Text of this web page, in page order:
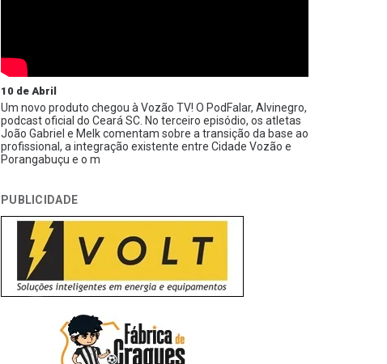
10 de Abril
Um novo produto chegou à Vozão TV! O PodFalar, Alvinegro,
podcast oficial do Ceará SC. No terceiro episódio, os atletas
João Gabriel e Melk comentam sobre a transição da base ao
profissional, a integração existente entre Cidade Vozão e
Porangabuçu e o m
PUBLICIDADE